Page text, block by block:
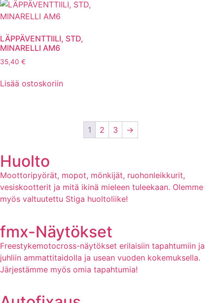
LÄPPÄVENTTIILI, STD,
MINARELLI AM6
35,40 €
Lisää ostoskoriin
1 2 3 →
Huolto
Moottoripyörät, mopot, mönkijät, ruohonleikkurit,
vesiskootterit ja mitä ikinä mieleen tuleekaan. Olemme
myös valtuutettu Stiga huoltoliike!
fmx-Näytökset
Freestykemotocross-näytökset erilaisiin tapahtumiin ja
juhliin ammattitaidolla ja usean vuoden kokemuksella.
Järjestämme myös omia tapahtumia!